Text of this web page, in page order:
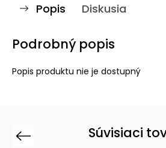
Popis Diskusia
Podrobný popis
Popis produktu nie je dostupný
Súvisiaci
Previous